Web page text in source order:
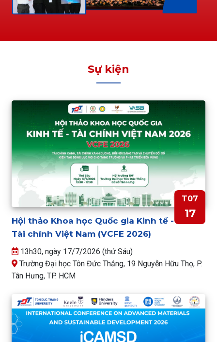
Sự kiện
T07
17
Hội thảo Khoa học Quốc gia Kinh tế -
Tài chính Việt Nam (VCFE 2026)
13h30, ngày 17/7/2026 (thứ Sáu)
Trường Đại học Tôn Đức Thắng, 19 Nguyễn Hữu Thọ, P.
Tân Hưng, TP. HCM